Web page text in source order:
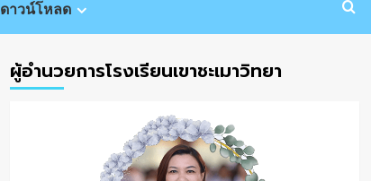
ดาวน์โหลด
ผู้อำนวยการโรงเรียนเขาชะเมาวิทยา